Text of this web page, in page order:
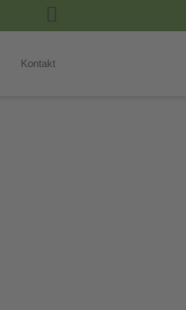
Kontakt